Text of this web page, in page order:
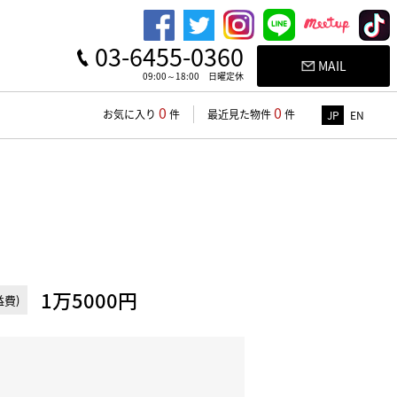
03-6455-0360
09:00～18:00 日曜定休
MAIL
お気に入り 0 件 最近見た物件0 件 JP EN
費) 1万5000円